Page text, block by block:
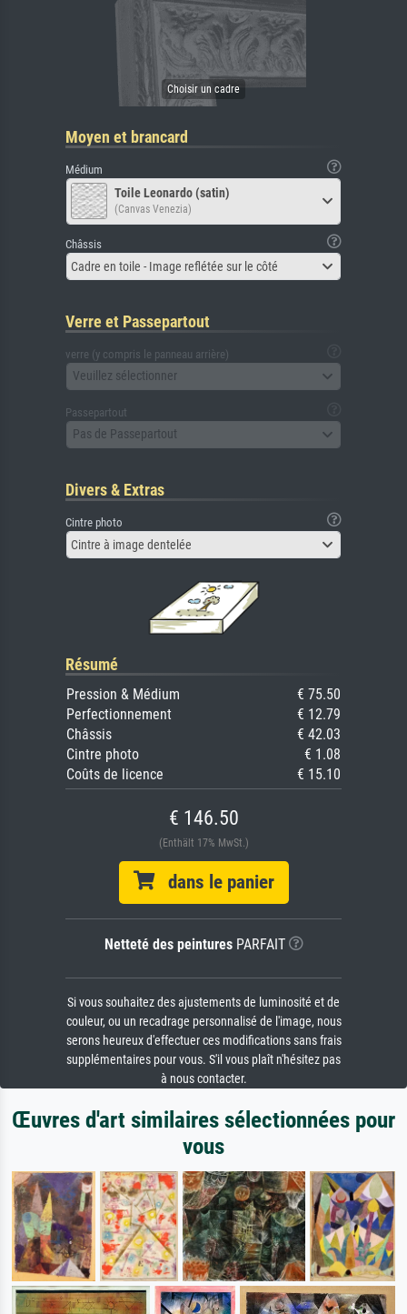
Moyen et brancard
Médium
Toile Leonardo (satin)
(Canvas Venezia)
Châssis
Cadre en toile - Image reflétée sur le côté
Verre et Passepartout
verre (y compris le panneau arrière)
Veuillez sélectionner
Passepartout
Pas de Passepartout
Divers & Extras
Cintre photo
Cintre à image dentelée
Résumé
Pression & Médium
€ 75.50
Perfectionnement
€ 12.79
Châssis
€ 42.03
Cintre photo
€ 1.08
Coûts de licence
€ 15.10
€ 146.50
(Enthält 17% MwSt.)
dans le panier
Netteté des peinturesPARFAIT
Si vous souhaitez des ajustements de luminosité et de
couleur, ou un recadrage personnalisé de l'image, nous
serons heureux d'effectuer ces modifications sans frais
supplémentaires pour vous. S'il vous plaît n'hésitez pas
à nous contacter.
Œuvres d'art similaires sélectionnées pour
vous